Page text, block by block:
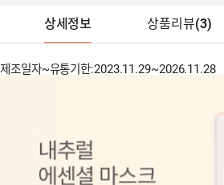
상세정보 상품리뷰(3)
제조일자~유통기한:2023.11.29~2026.11.28